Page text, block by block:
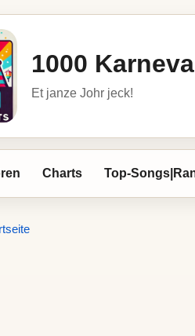
1000
Et janze Johr jeck!
Charts Top-